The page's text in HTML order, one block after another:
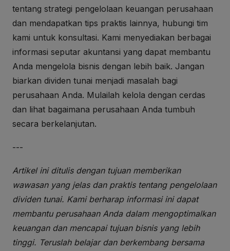
tentang strategi pengelolaan keuangan perusahaan
dan mendapatkan tips praktis lainnya, hubungi tim
kami untuk konsultasi. Kami menyediakan berbagai
informasi seputar akuntansi yang dapat membantu
Anda mengelola bisnis dengan lebih baik. Jangan
biarkan dividen tunai menjadi masalah bagi
perusahaan Anda. Mulailah kelola dengan cerdas
dan lihat bagaimana perusahaan Anda tumbuh
secara berkelanjutan.
---
Artikel ini ditulis dengan tujuan memberikan
wawasan yang jelas dan praktis tentang pengelolaan
dividen tunai. Kami berharap informasi ini dapat
membantu perusahaan Anda dalam mengoptimalkan
keuangan dan mencapai tujuan bisnis yang lebih
tinggi. Teruslah belajar dan berkembang bersama